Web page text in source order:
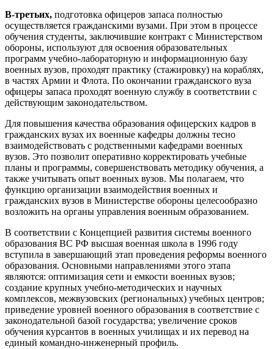
В-третьих, подготовка офицеров запаса полностью
осуществляется гражданскими вузами. При этом в процессе
обучения студенты, заключившие контракт с Министерством
обороны, используют для освоения образовательных
программ учебно-лабораторную и информационную базу
военных вузов, проходят практику (стажировку) на кораблях,
в частях Армии и Флота. По окончании гражданского вуза
офицеры запаса проходят военную службу в соответствии с
действующим законодательством.
Для повышения качества образования офицерских кадров в
гражданских вузах их военные кафедры должны тесно
взаимодействовать с родственными кафедрами военных
вузов. Это позволит оперативно корректировать учебные
планы и программы, совершенствовать методику обучения, а
также учитывать опыт военных вузов. Мы полагаем, что
функцию организации взаимодействия военных и
гражданских вузов в Министерстве обороны целесообразно
возложить на органы управления военным образованием.
В соответствии с Концепцией развития системы военного
образования ВС РФ высшая военная школа в 1996 году
вступила в завершающий этап проведения реформы военного
образования. Основными направлениями этого этапа
являются: оптимизация сети и емкости военных вузов;
создание крупных учебно-методических и научных
комплексов, межвузовских (региональных) учебных центров;
приведение уровней военного образования в соответствие с
законодательной базой государства; увеличение сроков
обучения курсантов в военных училищах и их перевод на
единый командно-инженерный профиль.